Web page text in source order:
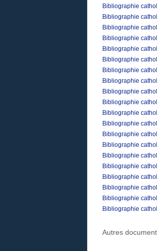
Bibliographie
Bibliographie
Bibliographie
Bibliographie
Bibliographie
Bibliographie
Bibliographie
Bibliographie
Bibliographie
Bibliographie
Bibliographie
Bibliographie
Bibliographie
Bibliographie
Bibliographie
Bibliographie
Bibliographie
Bibliographie
Bibliographie
Bibliographie
Autres